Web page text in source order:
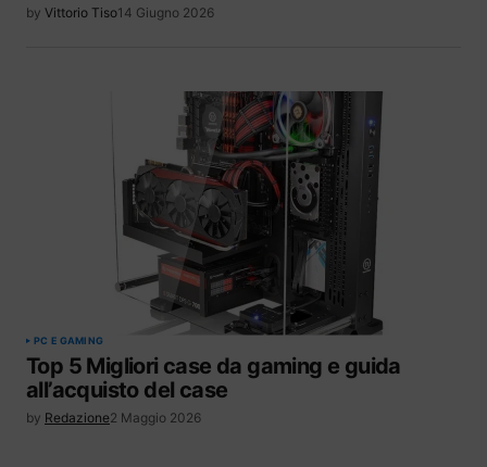
by Vittorio Tiso14 Giugno 2026
PC E GAMING
Top 5 Migliori case da gaming e guida
all’acquisto del case
by Redazione2 Maggio 2026